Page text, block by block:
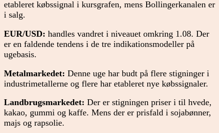
etableret købssignal i kursgrafen, mens Bollingerkanalen er
i salg.
EUR/USD: handles vandret i niveauet omkring 1.08. Der
er en faldende tendens i de tre indikationsmodeller på
ugebasis.
Metalmarkedet: Denne uge har budt på flere stigninger i
industrimetallerne og flere har etableret nye købssignaler.
Landbrugsmarkedet: Der er stigningen priser i til hvede,
kakao, gummi og kaffe. Mens der er prisfald i sojabønner,
majs og rapsolie.